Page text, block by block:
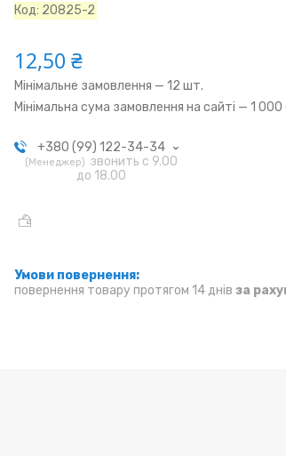
Код: 20825-2
12,50 ₴
Мінімальне замовлення — 12 шт.
Мінімальна сума замовлення на сайті — 1 000
+380 (99) 122-34-34
Менеджер
звонить с 9.00
до 18.00
повернення товару протягом 14 днів за